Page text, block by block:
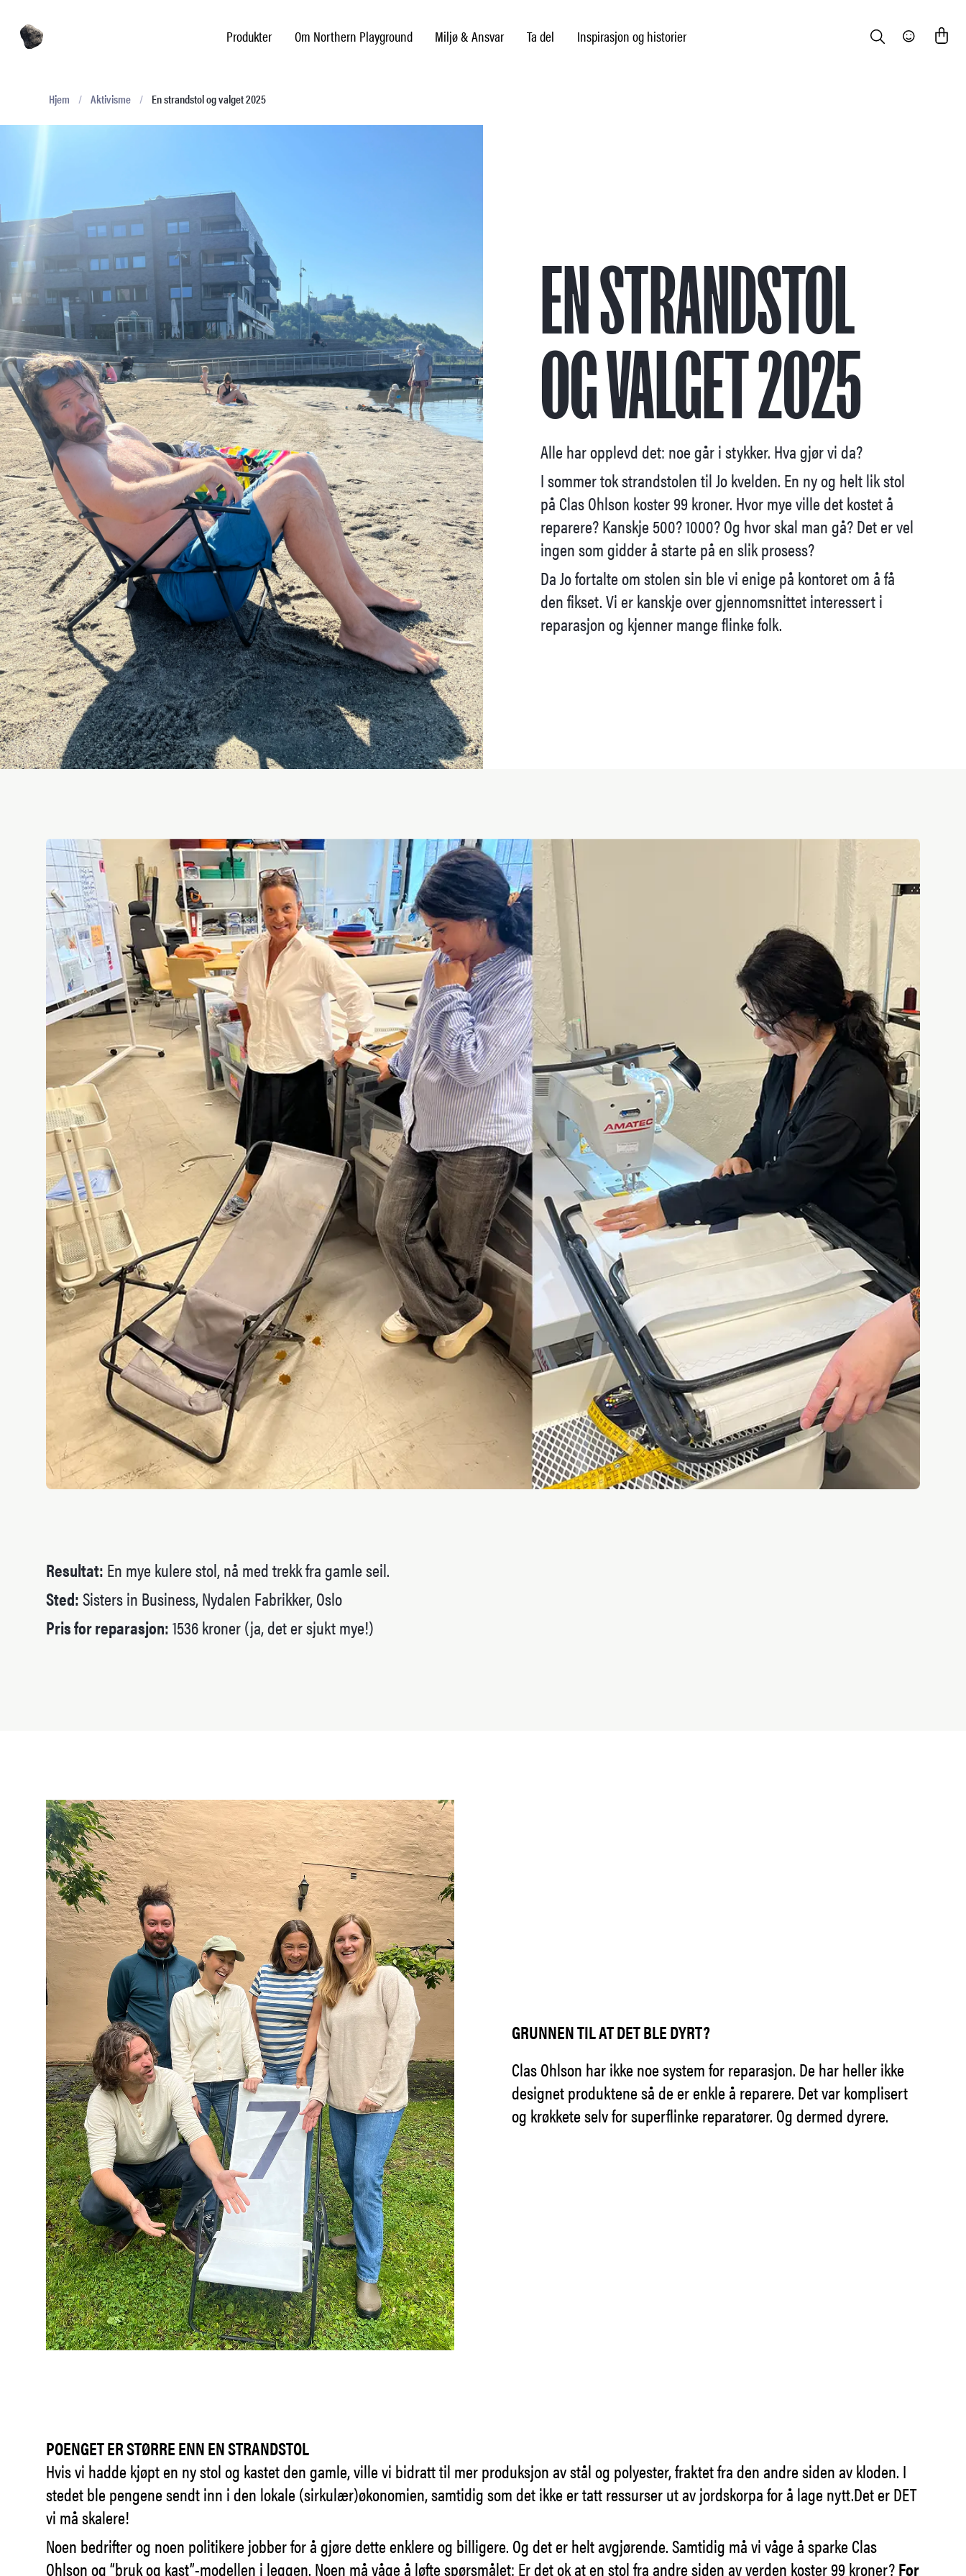
Produkter Miljø & Ansvar Ta del Inspirasjon og historier
Om Northern Playground Search Community
Hjem / Aktivisme / En strandstol og valget 2025
EN STRANDSTOL
OG VALGET 2025
Alle har opplevd det: noe går i stykker. Hva gjør vi da?
I sommer tok strandstolen til Jo kvelden. En ny og helt lik stol
på Clas Ohlson koster 99 kroner. Hvor mye ville det kostet å
reparere? Kanskje 500? 1000? Og hvor skal man gå? Det er vel
ingen som gidder å starte på en slik prosess?
Da Jo fortalte om stolen sin ble vi enige på kontoret om å få
den fikset. Vi er kanskje over gjennomsnittet interessert i
reparasjon og kjenner mange flinke folk.
Resultat: En mye kulere stol, nå med trekk fra gamle seil.
Sted:Sisters in Business, Nydalen Fabrikker, Oslo
Pris for reparasjon:1536 kroner (ja, det er sjukt mye!)
GRUNNEN TIL AT DET BLE DYRT?
Clas Ohlson har ikke noe system for reparasjon. De har heller ikke
designet produktene så de er enkle å reparere. Det var komplisert
og krøkkete selv for superflinke reparatører. Og dermed dyrere.
POENGET ER STØRRE ENN EN STRANDSTOL
Hvis vi hadde kjøpt en ny stol og kastet den gamle, ville vi bidratt til mer produksjon av stål og polyester, fraktet fra den andre siden av kloden. I
stedet ble pengene sendt inn i den lokale (sirkulær)økonomien, samtidig som det ikke er tatt ressurser ut av jordskorpa for å lage nytt.Det er DET
vi må skalere!
Noen bedrifter og noen politikere jobber for å gjøre dette enklere og billigere. Og det er helt avgjørende. Samtidig må vi våge å sparke Clas
Ohlson og “bruk og kast”-modellen i leggen. Noen må våge å løfte spørsmålet: Er det ok at en stol fra andre siden av verden koster 99 kroner?For